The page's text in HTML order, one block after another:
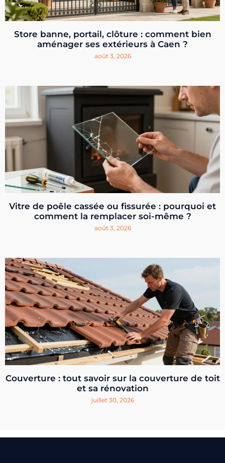
Store banne, portail, clôture : comment bien
aménager ses extérieurs à Caen ?
août 3, 2026
Vitre de poêle cassée ou fissurée : pourquoi et
comment la remplacer soi-même ?
août 3, 2026
Couverture : tout savoir sur la couverture de toit
et sa rénovation
juillet 30, 2026